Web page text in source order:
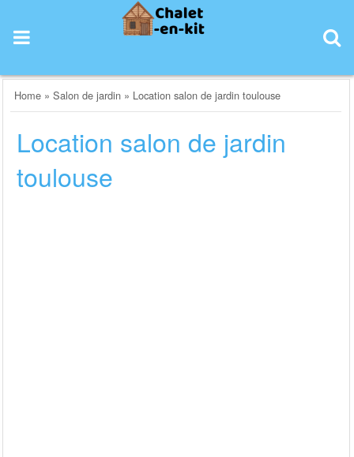
content
Home »Salon de jardin » Location salon de jardin toulouse
Location salon de jardin
toulouse